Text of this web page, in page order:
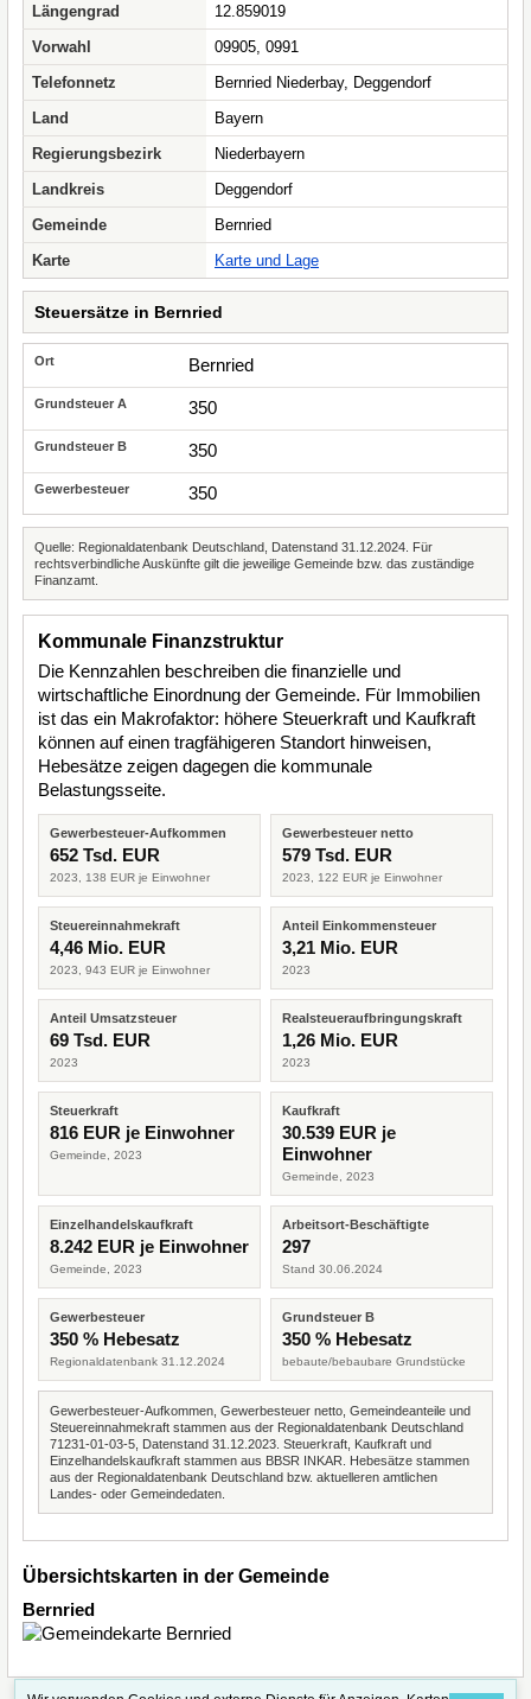
Längengrad
12.859019
Vorwahl
09905, 0991
Telefonnetz
Bernried Niederbay, Deggendorf
Land
Bayern
Regierungsbezirk
Niederbayern
Landkreis
Deggendorf
Gemeinde
Bernried
Karte
Karte und Lage
Steuersätze in Bernried
Bernried
350
350
350
Quelle: Regionaldatenbank Deutschland, Datenstand 31.12.2024. Für
rechtsverbindliche Auskünfte gilt die jeweilige Gemeinde bzw. das zuständige
Finanzamt.
Kommunale Finanzstruktur
Die Kennzahlen beschreiben die finanzielle und
wirtschaftliche Einordnung der Gemeinde. Für Immobilien
ist das ein Makrofaktor: höhere Steuerkraft und Kaufkraft
können auf einen tragfähigeren Standort hinweisen,
Hebesätze zeigen dagegen die kommunale
Belastungsseite.
Gewerbesteuer-Aufkommen
652 Tsd. EUR
2023, 138 EUR je Einwohner
Gewerbesteuer netto
579 Tsd. EUR
2023, 122 EUR je Einwohner
Steuereinnahmekraft
4,46 Mio. EUR
2023, 943 EUR je Einwohner
Anteil Einkommensteuer
3,21 Mio. EUR
2023
Anteil Umsatzsteuer
69 Tsd. EUR
2023
Realsteueraufbringungskraft
1,26 Mio. EUR
2023
Steuerkraft
816 EUR je Einwohner
Gemeinde, 2023
Kaufkraft
30.539 EUR je
Einwohner
Gemeinde, 2023
Einzelhandelskaufkraft
8.242 EUR je Einwohner
Gemeinde, 2023
Arbeitsort-Beschäftigte
297
Stand 30.06.2024
Gewerbesteuer
350 % Hebesatz
Regionaldatenbank 31.12.2024
Grundsteuer B
350 % Hebesatz
bebaute/bebaubare Grundstücke
Gewerbesteuer-Aufkommen, Gewerbesteuer netto, Gemeindeanteile und
Steuereinnahmekraft stammen aus der Regionaldatenbank Deutschland
71231-01-03-5, Datenstand 31.12.2023. Steuerkraft, Kaufkraft und
Einzelhandelskaufkraft stammen aus BBSR INKAR. Hebesätze stammen
aus der Regionaldatenbank Deutschland bzw. aktuelleren amtlichen
Landes- oder Gemeindedaten.
Übersichtskarten in der Gemeinde
Bernried